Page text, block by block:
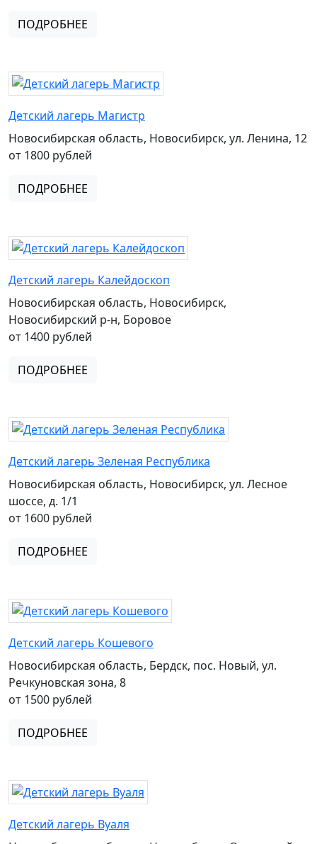
ПОДРОБНЕЕ
Детский лагерь Магистр
Новосибирская область, Новосибирск, ул. Ленина, 12
от 1800 рублей
ПОДРОБНЕЕ
Детский лагерь Калейдоскоп
Новосибирская область, Новосибирск,
Новосибирский р-н, Боровое
от 1400 рублей
ПОДРОБНЕЕ
Детский лагерь Зеленая Республика
Новосибирская область, Новосибирск, ул. Лесное
шоссе, д. 1/1
от 1600 рублей
ПОДРОБНЕЕ
Детский лагерь Кошевого
Новосибирская область, Бердск, пос. Новый, ул.
Речкуновская зона, 8
от 1500 рублей
ПОДРОБНЕЕ
Детский лагерь Вуаля